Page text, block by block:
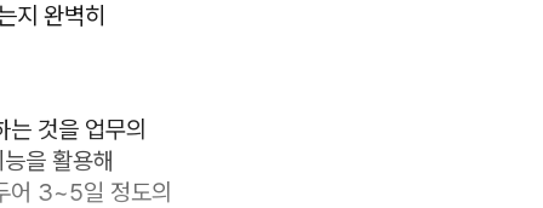
지 완벽히
것을 업무의
을 활용해
어 3~5일 정도의